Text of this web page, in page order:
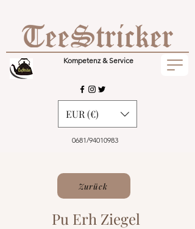
Kompetenz & Service
0681/94010983
EUR (€)
Zurück
Pu Erh Ziegel